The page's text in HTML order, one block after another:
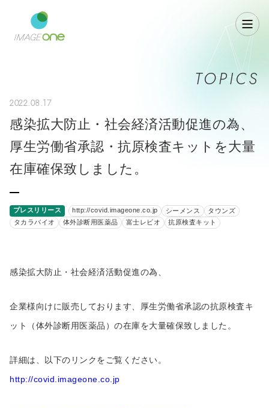
TOPICS
2022.08.17
感染拡大防止・社会経済活動促進の為、
厚生労働省承認・抗原検査キットを大量
在庫確保致しました。
プレスリリース http://covid.imageone.co.jp シーメンス
タウンズ
タカラバイオ
体外診断用医薬品 富士レビオ 抗原検査キット
感染拡大防止・社会経済活動促進の為、
企業様向けに販売しております、厚生労働省承認の抗原検査キ
ット（体外診断用医薬品）の在庫を大量確保致しました。
詳細は、以下のリンクをご覧ください。
http://covid.imageone.co.jp